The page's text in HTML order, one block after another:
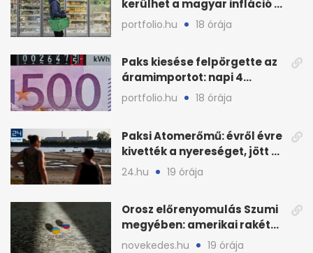
kerülhet a magyar infláció a
KSH új adata szerint
portfolio.hu 18 órája
Paks kiesése felpörgette az
áramimportot: napi 4
milliárd forintos számla
portfolio.hu 18 órája
Paksi Atomerőmű: évről évre
kivették a nyereséget, jött a
baj
24.hu 19 órája
Orosz előrenyomulás Szumi
megyében: amerikai rakéták
is zsákmányként
novekedes.hu 19 órája